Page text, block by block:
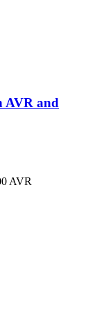
AVR and
AVR